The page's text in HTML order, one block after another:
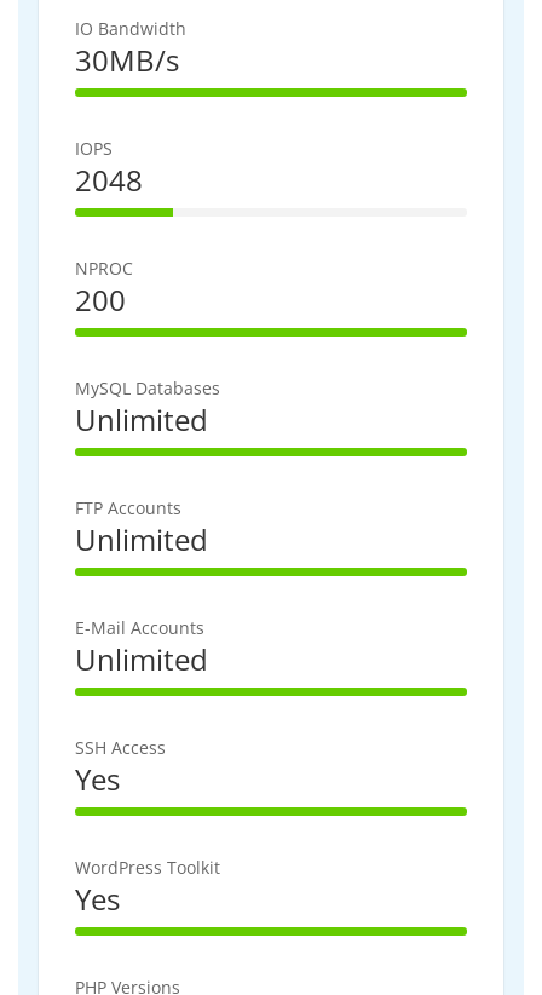
IO Bandwidth
30MB/s
100% Complete
IOPS
2048
25% Complete
NPROC
200
100% Complete
MySQL Databases
Unlimited
100% Complete
FTP Accounts
Unlimited
100% Complete
E-Mail Accounts
Unlimited
100% Complete
SSH Access
Yes
100% Complete
WordPress Toolkit
Yes
100% Complete
PHP Versions